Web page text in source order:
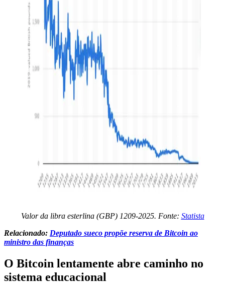
Valor da libra esterlina (GBP) 1209-2025. Fonte: Statista
Relacionado: Deputado sueco propõe reserva de Bitcoin ao
ministro das finanças
O Bitcoin lentamente abre caminho no
sistema educacional